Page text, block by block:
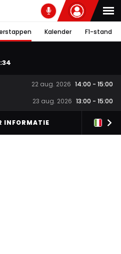
Kalender F1-stand
:33
22 aug. 2026 14:00 - 15:00
23 aug. 2026 13:00 - 15:00
INFORMATIE